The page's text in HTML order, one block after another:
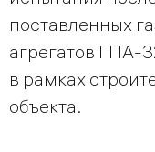
поставленных
агрегатов ГПА-
в рамках
объекта.